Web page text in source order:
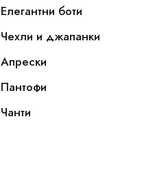
Елегантни боти
Чехли и джапанки
Апрески
Пантофи
Чанти